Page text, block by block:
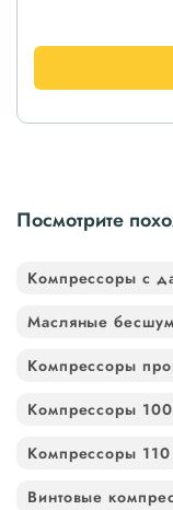
Посмотрите
Компрессоры с
Масляные
Компрессоры
Компрессоры 100
Компрессоры 110
Винтовые